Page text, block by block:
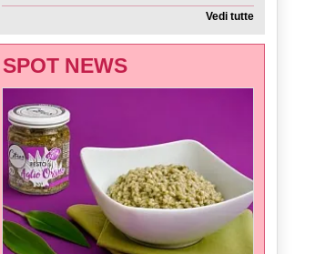
Vedi tutte
SPOT NEWS